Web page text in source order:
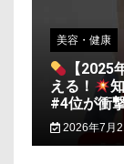
美容・健康
【
える！
#4位が衝
2026年7月